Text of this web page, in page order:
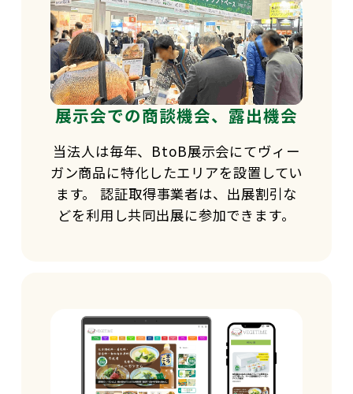
展示会での商談機会、露出機会
当法人は毎年、BtoB展示会にてヴィー
ガン商品に特化したエリアを設置してい
ます。 認証取得事業者は、出展割引な
どを利用し共同出展に参加できます。